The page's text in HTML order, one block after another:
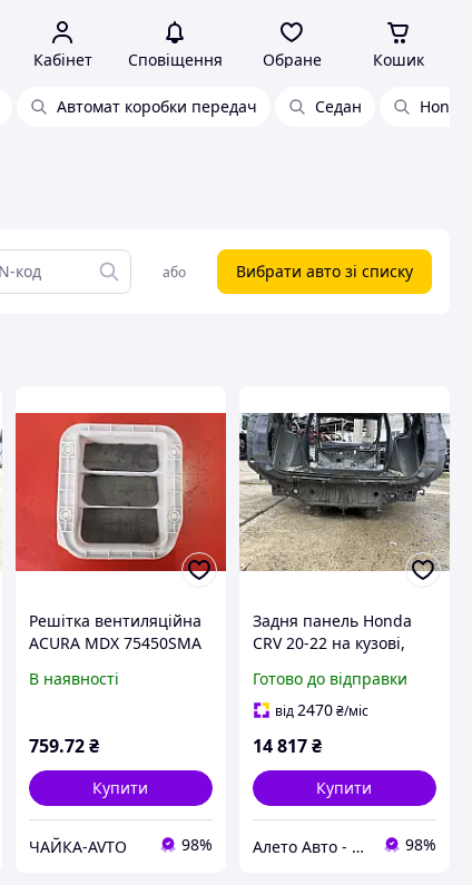
Кабінет Сповіщення Обране Кошик
Автомат коробки передач Седан
або Вибрати авто зі списку
Решітка вентиляційна
ACURA MDX 75450SMA
В наявності
759.72 ₴
Купити
ЧАЙКА-AVTO 98%
Задня панель Honda
CRV 20-22 на кузові,
Готово до відправки
від2470₴/міс
14 817₴
Купити
Алето Авто - запчастини на авто зі США 98%